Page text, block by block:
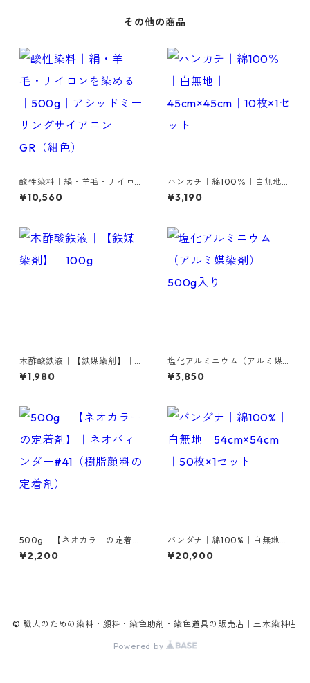
その他の商品
酸性染料｜絹・羊毛・ナイロ
ンを染める｜500g｜アシッド
ミーリングサイアニンGR（紺
¥10,560
ハンカチ｜綿100％｜白無地｜
45cm×45cm｜10枚×1セット
¥3,190
木酢酸鉄液｜【鉄媒染剤】｜1
00g
¥1,980
塩化アルミニウム（アルミ媒
染剤）｜500g入り
¥3,850
500g｜【ネオカラーの定着
剤】｜ネオバィンダー#41（樹
脂顔料の定着剤）
¥2,200
バンダナ｜綿100%｜白無地｜
54cm×54cm｜50枚×1セット
¥20,900
© 職人のための染料・顔料・染色助剤・染色道具の販売店｜三木染料店
Powered by